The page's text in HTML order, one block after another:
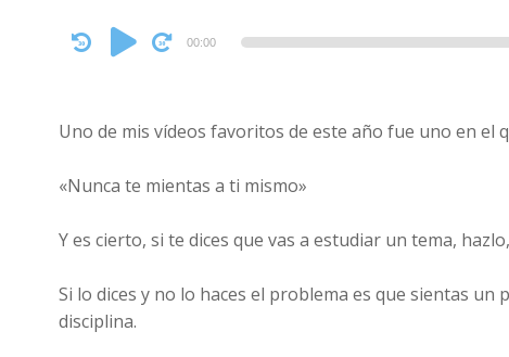
Audio
Player
00:00
Uno de mis vídeos favoritos de este año fue uno en el
«Nunca te mientas a ti mismo»
Y es cierto, si te dices que vas a estudiar un tema,
Si lo dices y no lo haces el problema es que sientas
disciplina.